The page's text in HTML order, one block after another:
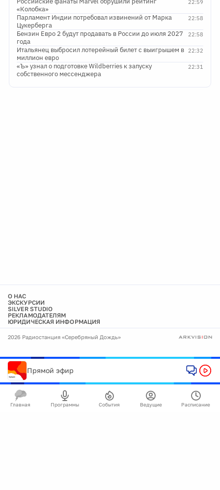
22:59
«Колобка»
22:58
Парламент Индии потребовал извинений от Марка
Цукерберга
22:58
Бензин Евро 2 будут продавать в России до июля 2027
года
22:32
Итальянец выбросил лотерейный билет с выигрышем в
миллион евро
22:31
«Ъ» узнал о подготовке Wildberries к запуску
собственного мессенджера
О НАС
ЭКСКУРСИИ
SILVER STUDIO
РЕКЛАМОДАТЕЛЯМ
ЮРИДИЧЕСКАЯ ИНФОРМАЦИЯ
2026 Радиостанция «Серебряный Дождь»
Прямой эфир
Главная Программы События Ведущие Расписание